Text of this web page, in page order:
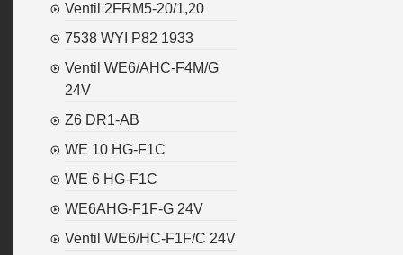
Ventil 2FRM5-20/1,20
7538 WYI P82 1933
Ventil WE6/AHC-F4M/G
24V
Z6 DR1-AB
WE 10 HG-F1C
WE 6 HG-F1C
WE6AHG-F1F-G 24V
Ventil WE6/HC-F1F/C 24V